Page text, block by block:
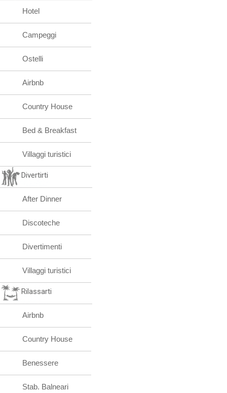
Hotel
Campeggi
Ostelli
Airbnb
Country House
Bed & Breakfast
Villaggi turistici
Divertirti
After Dinner
Discoteche
Divertimenti
Villaggi turistici
Rilassarti
Airbnb
Country House
Benessere
Stab. Balneari